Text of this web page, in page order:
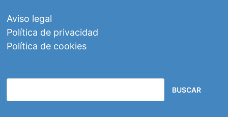
Aviso legal
Política de privacidad
Política de cookies
BUSCAR